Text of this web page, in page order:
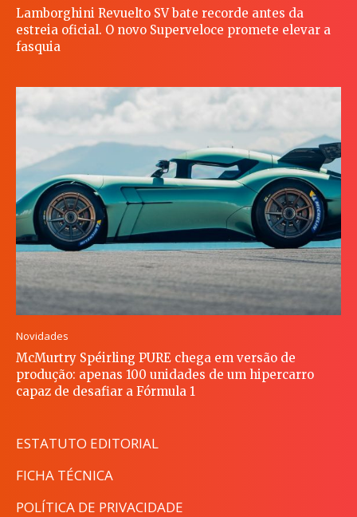
Lamborghini Revuelto SV bate recorde antes da
estreia oficial. O novo Superveloce promete elevar a
fasquia
Novidades
McMurtry Spéirling PURE chega em versão de
produção: apenas 100 unidades de um hipercarro
capaz de desafiar a Fórmula 1
ESTATUTO EDITORIAL
FICHA TÉCNICA
POLÍTICA DE PRIVACIDADE